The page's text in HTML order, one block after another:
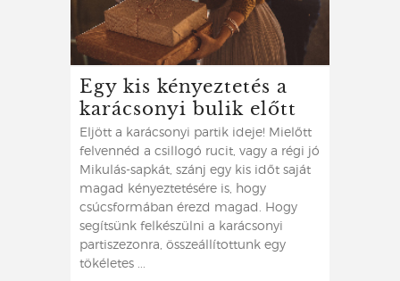
Egy kis kényeztetés a
karácsonyi bulik előtt
Eljött a karácsonyi partik ideje! Mielőtt
felvennéd a csillogó rucit, vagy a régi jó
Mikulás-sapkát, szánj egy kis időt saját
magad kényeztetésére is, hogy
csúcsformában érezd magad. Hogy
segítsünk felkészülni a karácsonyi
partiszezonra, összeállítottunk egy
tökéletes ...